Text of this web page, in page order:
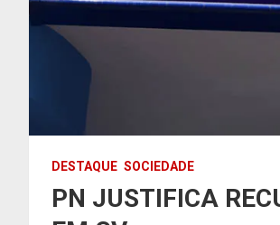
DESTAQUE SOCIEDADE
PN JUSTIFICA